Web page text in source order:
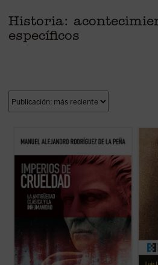
Historia:
específicos
Este ensayo constituye un recorrido
exhaustivo, apasionante y desgarrador por
clásica para exponer la crueldad
estructural de esa época, y así establecer
vínculos entre esta y las políticas de ...
(ver
ficha)
¿Qué
guerra
libro,
sólo